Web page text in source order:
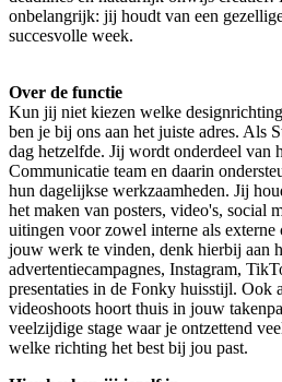
onbelangrijk: jij houdt van een
succesvolle week.
Over de functie
Kun jij niet kiezen welke
ben je bij ons aan het juiste adres. Als
dag hetzelfde. Jij wordt onderdeel van
Communicatie team en daarin
hun dagelijkse werkzaamheden. Jij
het maken van posters, video's, social
uitingen voor zowel interne als
jouw werk te vinden, denk hierbij aan
advertentiecampagnes, Instagram,
presentaties in de Fonky huisstijl. Ook
videoshoots hoort thuis in jouw
veelzijdige stage waar je ontzettend
welke richting het best bij jou past.